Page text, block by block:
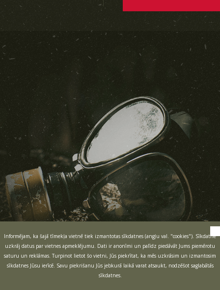
Informējam, ka šajā tīmekļa vietnē tiek izmantotas sīkdatnes (angļu val. "cookies"). Sīkdatne
uzkrāj datus par vietnes apmeklējumu. Dati ir anonīmi un palīdz piedāvāt Jums piemērotu
saturu un reklāmas. Turpinot lietot šo vietni, Jūs piekrītat, ka mēs uzkrāsim un izmantosim
sīkdatnes Jūsu ierīcē. Savu piekrišanu Jūs jebkurā laikā varat atsaukt, nodzēšot saglabātās
sīkdatnes.